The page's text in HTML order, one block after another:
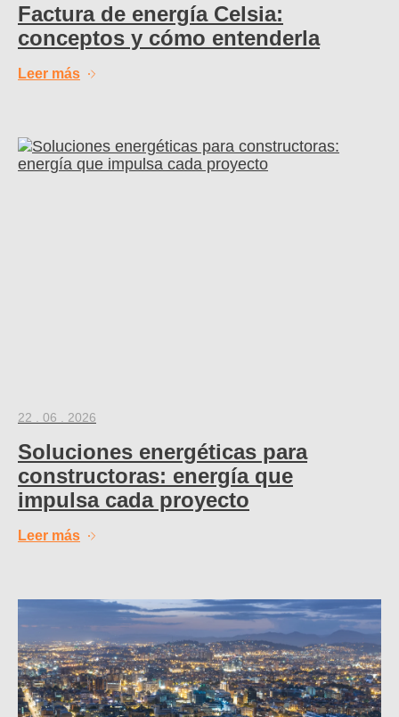
Factura de energía Celsia:
conceptos y cómo entenderla
Leer más
22 . 06 . 2026
Soluciones energéticas para
constructoras: energía que
impulsa cada proyecto
Leer más